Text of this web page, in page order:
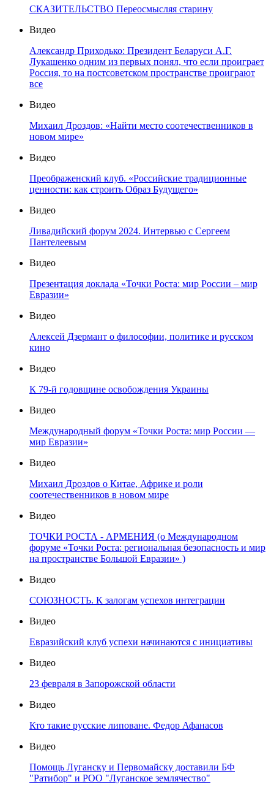
СКАЗИТЕЛЬСТВО Переосмысляя старину
Видео
Александр Приходько: Президент Беларуси А.Г.
Лукашенко одним из первых понял, что если проиграет
Россия, то на постсоветском пространстве проиграют
все
Видео
Михаил Дроздов: «Найти место соотечественников в
новом мире»
Видео
Преображенский клуб. «Российские традиционные
ценности: как строить Образ Будущего»
Видео
Ливадийский форум 2024. Интервью с Сергеем
Пантелеевым
Видео
Презентация доклада «Точки Роста: мир России – мир
Евразии»
Видео
Алексей Дзермант о философии, политике и русском
кино
Видео
К 79-й годовщине освобождения Украины
Видео
Международный форум «Точки Роста: мир России —
мир Евразии»
Видео
Михаил Дроздов о Китае, Африке и роли
соотечественников в новом мире
Видео
ТОЧКИ РОСТА - АРМЕНИЯ (о Международном
форуме «Точки Роста: региональная безопасность и мир
на пространстве Большой Евразии» )
Видео
СОЮЗНОСТЬ. К залогам успехов интеграции
Видео
Евразийский клуб успехи начинаются с инициативы
Видео
23 февраля в Запорожской области
Видео
Кто такие русские липоване. Федор Афанасов
Видео
Помощь Луганску и Первомайску доставили БФ
"Ратибор" и РОО "Луганское землячество"